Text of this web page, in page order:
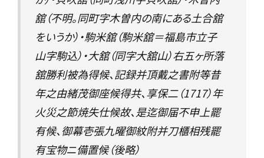
舘（不明。同町字木曽内の南にある土合舘
をいうか）・駒米舘（駒米舘＝福島市立子
山字駒込）・大舘（同字大舘山）右五ヶ所落
舘勝利被為得候、記録并頂戴之書附等昔
年之由緒茂御座候得共、享保二（1717）年
火災之節焼失仕候故、是迄御届不申上罷
有候、御幕壱張九曜御紋附并刀櫃相残罷
有宝物ニ備置候（後略）